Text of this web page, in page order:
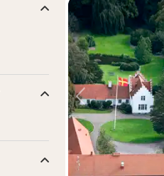
Vorige foto